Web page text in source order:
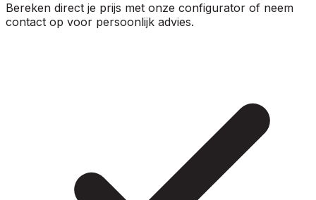
Bereken direct je prijs met onze configurator of neem
contact op voor persoonlijk advies.